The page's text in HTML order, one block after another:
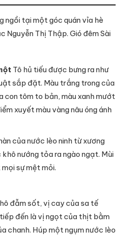
ngồi tại một góc quán vỉa hè
Nguyễn Thị Thập. Gió đêm Sài
Tô hủ tiếu được bưng ra như
sắp đặt. Màu trắng trong của
con tôm to bản, màu xanh mướt
xuyết màu vàng nâu óng ánh
của nước lèo ninh từ xương
nướng tỏa ra ngào ngạt. Mùi
sự mệt mỏi.
đẫm sốt, vị cay của sa tế
đến là vị ngọt của thịt bằm
chanh. Húp một ngụm nước lèo